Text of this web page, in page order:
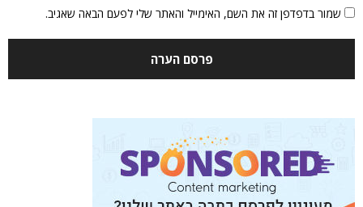
שמור בדפדפן זה את השם, האימייל והאתר שלי לפעם הבאה שאגיב.